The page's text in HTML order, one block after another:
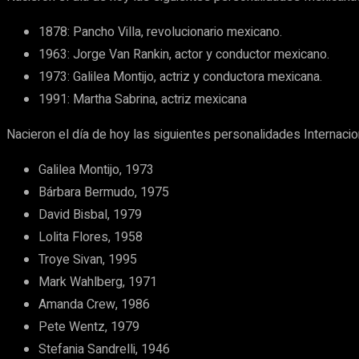
1878: Pancho Villa, revolucionario mexicano.
1963: Jorge Van Rankin, actor y conductor mexicano.
1973: Galilea Montijo, actriz y conductora mexicana.
1991: Martha Sabrina, actriz mexicana
Nacieron el día de hoy las siguientes personalidades
Galilea Montijo, 1973
Bárbara Bermudo, 1975
David Bisbal, 1979
Lolita Flores, 1958
Troye Sivan, 1995
Mark Wahlberg, 1971
Amanda Crew, 1986
Pete Wentz, 1979
Stefania Sandrelli, 1946